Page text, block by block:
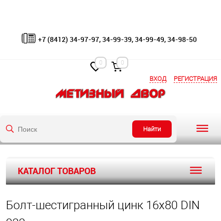
ВХОД РЕГИСТРАЦИЯ
Найти
+7 (8412) 34-97-97, 34-99-39, 34-99-49, 34-98-50
0 0
КАТАЛОГ ТОВАРОВ
Болт-шестигранный цинк 16х80 DIN